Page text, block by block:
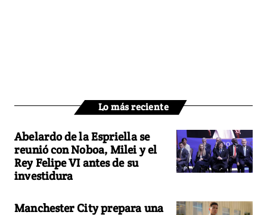
Lo más reciente
Abelardo de la Espriella se
reunió con Noboa, Milei y el
Rey Felipe VI antes de su
investidura
Manchester City prepara una